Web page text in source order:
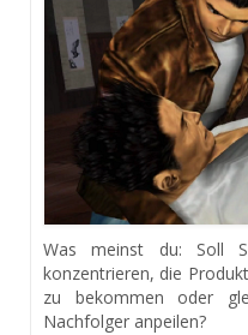
Was meinst du: Soll
konzentrieren, die
zu bekommen oder
Nachfolger anpeilen?